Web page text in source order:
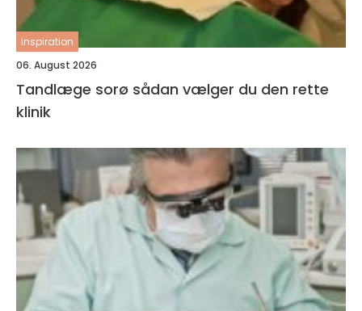
inspiration
06. August 2026
Tandlæge sorø sådan vælger du den rette
klinik